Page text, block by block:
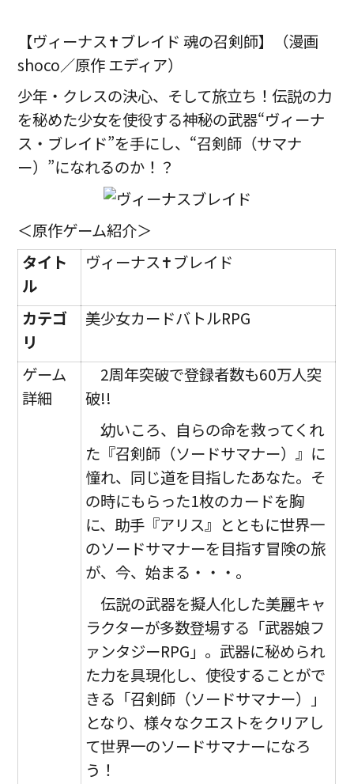
【ヴィーナス✝ブレイド 魂の召剣師】（漫画
shoco／原作 エディア）
少年・クレスの決心、そして旅立ち！伝説の力
を秘めた少女を使役する神秘の武器“ヴィーナ
ス・ブレイド”を手にし、“召剣師（サマナ
ー）”になれるのか！？
＜原作ゲーム紹介＞
タイト
ル
ヴィーナス✝ブレイド
カテゴ
リ
美少女カードバトルRPG
ゲーム
詳細
2周年突破で登録者数も60万人突
破!!
幼いころ、自らの命を救ってくれ
た『召剣師（ソードサマナー）』に
憧れ、同じ道を目指したあなた。そ
の時にもらった1枚のカードを胸
に、助手『アリス』とともに世界一
のソードサマナーを目指す冒険の旅
が、今、始まる・・・。
伝説の武器を擬人化した美麗キャ
ラクターが多数登場する「武器娘フ
ァンタジーRPG」。武器に秘められ
た力を具現化し、使役することがで
きる「召剣師（ソードサマナー）」
となり、様々なクエストをクリアし
て世界一のソードサマナーになろ
う！